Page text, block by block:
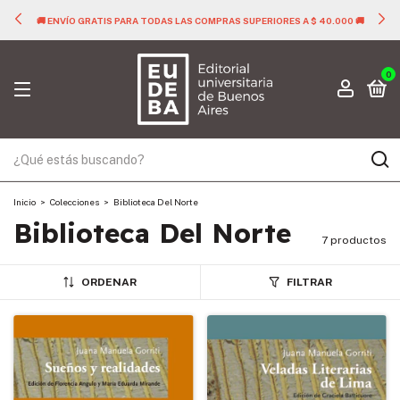
🚚 ENVÍO GRATIS PARA TODAS LAS COMPRAS SUPERIORES A $ 40.000 🚚
0
Inicio > Colecciones > Biblioteca Del Norte
Biblioteca Del Norte 7 productos
ORDENAR FILTRAR